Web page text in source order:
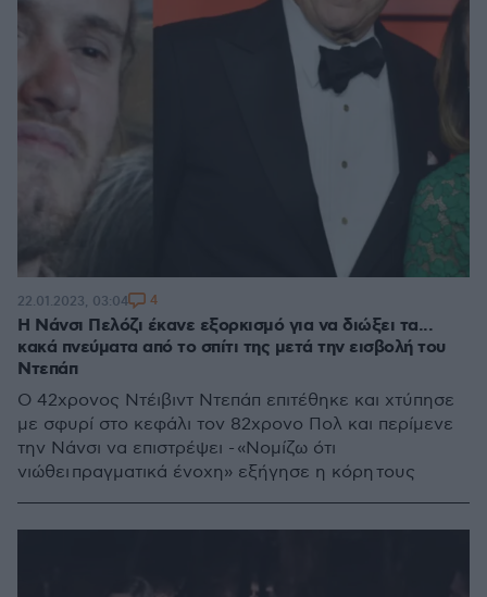
Η Νάνσι Πελόζι έκανε εξορκισμό για να διώξει τα...
κακά πνεύματα από το σπίτι της μετά την εισβολή του
Ντεπάπ
Ο 42χρονος Ντέιβιντ Ντεπάπ επιτέθηκε και χτύπησε
με σφυρί στο κεφάλι τον 82χρονο Πολ και περίμενε
την Νάνσι να επιστρέψει - «Νομίζω ότι
νιώθει πραγματικά ένοχη» εξήγησε η κόρη τους
22.01.2023, 03:04 4